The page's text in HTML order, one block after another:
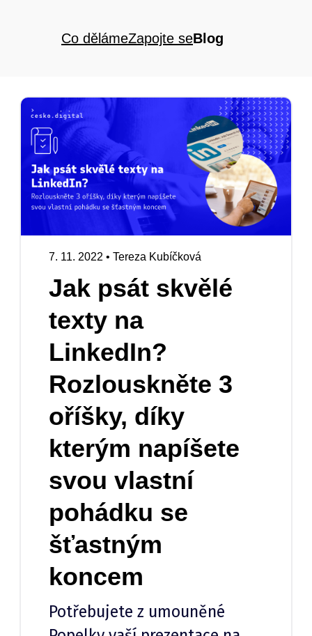
Co dělámeZapojte seBlog
7. 11. 2022 • Tereza Kubíčková
Jak psát skvělé
texty na
LinkedIn?
Rozlouskněte 3
oříšky, díky
kterým napíšete
svou vlastní
pohádku se
šťastným
koncem
Potřebujete z umouněné